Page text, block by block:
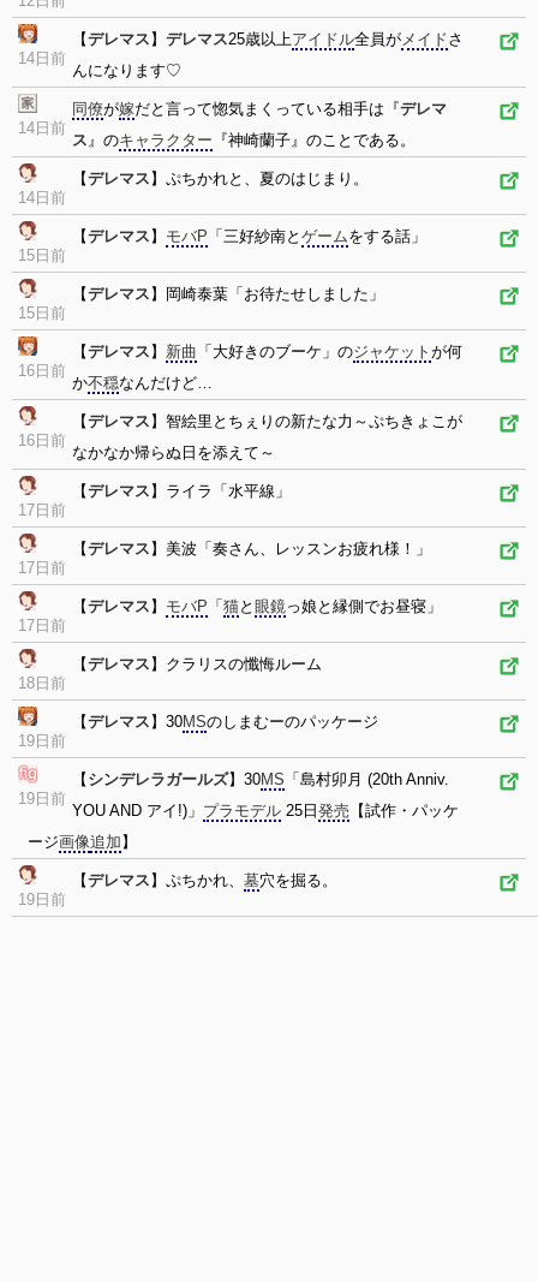
14日前
【デレマス 】 デレマス25歳以上アイドル全員がメイドさ
んになります♡
14日前
同僚が嫁だと言って惚気まくっている相手は『デレマ
ス』のキャラクター 『神崎蘭子』のことである。
14日前
【デレマス 】ぷちかれと、夏のはじまり。
15日前
【デレマス 】 モバP 「三好紗南と ゲームをする話」
15日前
【デレマス 】岡崎泰葉「お待たせしました」
16日前
【デレマス 】 新曲 「大好きのブーケ」のジャケット が何
か不穏なんだけど…
16日前
【デレマス 】智絵里とちぇりの新たな力～ぷちきょこが
なかなか帰らぬ日を添えて～
17日前
【デレマス 】ライラ「水平線」
17日前
【デレマス 】美波「奏さん、レッスンお疲れ様！」
17日前
【デレマス 】 モバP 「 猫と 眼鏡っ娘と縁側でお昼寝」
18日前
【デレマス 】クラリスの懺悔ルーム
19日前
【デレマス 】30MSのしまむーのパッケージ
19日前
【 シンデレラガールズ】30MS 「島村卯月 (20th Anniv.
YOU AND アイ!)」 プラモデル 25日 発売 【試作・パッケ
ージ画像追加 】
19日前
【デレマス 】ぷちかれ、 墓穴を掘る。